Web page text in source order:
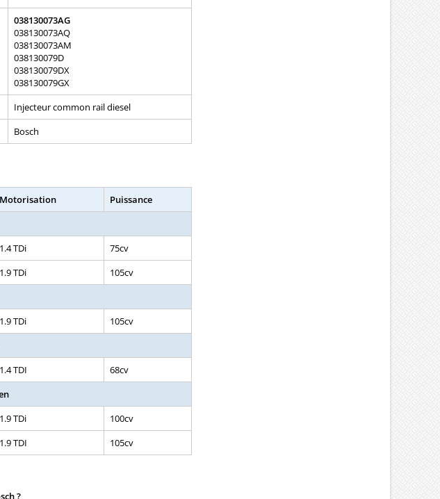
038130073AG
038130073AQ
038130073AM
038130079D
038130079DX
038130079GX
Injecteur common rail diesel
Bosch
Motorisation
Puissance
1.4 TDi
75cv
1.9 TDi
105cv
1.9 TDi
105cv
1.4 TDI
68cv
1.9 TDi
100cv
1.9 TDI 105cv
?